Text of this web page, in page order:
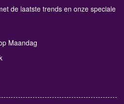
de laatste trends en onze speciale
Maandag